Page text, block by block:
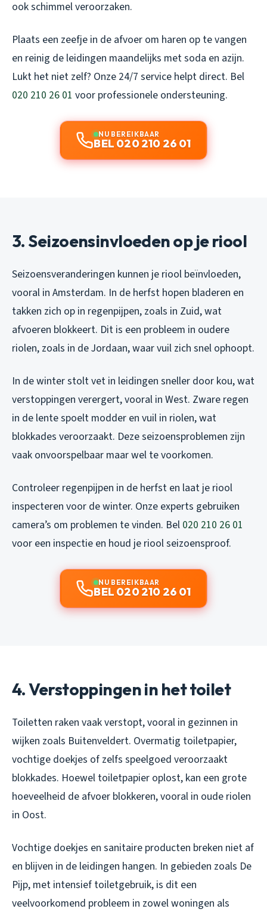
ook schimmel veroorzaken.
Plaats een zeefje in de afvoer om haren op te vangen
en reinig de leidingen maandelijks met soda en azijn.
Lukt het niet zelf? Onze 24/7 service helpt direct. Bel
020 210 26 01 voor professionele ondersteuning.
NU BEREIKBAAR
BEL 020 210 26 01
3. Seizoensinvloeden op je riool
Seizoensveranderingen kunnen je riool beïnvloeden,
vooral in Amsterdam. In de herfst hopen bladeren en
takken zich op in regenpijpen, zoals in Zuid, wat
afvoeren blokkeert. Dit is een probleem in oudere
riolen, zoals in de Jordaan, waar vuil zich snel ophoopt.
In de winter stolt vet in leidingen sneller door kou, wat
verstoppingen verergert, vooral in West. Zware regen
in de lente spoelt modder en vuil in riolen, wat
blokkades veroorzaakt. Deze seizoensproblemen zijn
vaak onvoorspelbaar maar wel te voorkomen.
Controleer regenpijpen in de herfst en laat je riool
inspecteren voor de winter. Onze experts gebruiken
camera’s om problemen te vinden. Bel 020 210 26 01
voor een inspectie en houd je riool seizoensproof.
NU BEREIKBAAR
BEL 020 210 26 01
4. Verstoppingen in het toilet
Toiletten raken vaak verstopt, vooral in gezinnen in
wijken zoals Buitenveldert. Overmatig toiletpapier,
vochtige doekjes of zelfs speelgoed veroorzaakt
blokkades. Hoewel toiletpapier oplost, kan een grote
hoeveelheid de afvoer blokkeren, vooral in oude riolen
in Oost.
Vochtige doekjes en sanitaire producten breken niet af
en blijven in de leidingen hangen. In gebieden zoals De
Pijp, met intensief toiletgebruik, is dit een
veelvoorkomend probleem in zowel woningen als